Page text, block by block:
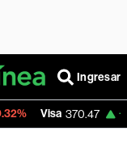
Ingresar
370.47 +0.52%